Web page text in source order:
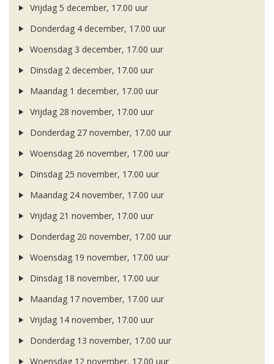
Vrijdag 5 december, 17.00 uur
Donderdag 4 december, 17.00 uur
Woensdag 3 december, 17.00 uur
Dinsdag 2 december, 17.00 uur
Maandag 1 december, 17.00 uur
Vrijdag 28 november, 17.00 uur
Donderdag 27 november, 17.00 uur
Woensdag 26 november, 17.00 uur
Dinsdag 25 november, 17.00 uur
Maandag 24 november, 17.00 uur
Vrijdag 21 november, 17.00 uur
Donderdag 20 november, 17.00 uur
Woensdag 19 november, 17.00 uur
Dinsdag 18 november, 17.00 uur
Maandag 17 november, 17.00 uur
Vrijdag 14 november, 17.00 uur
Donderdag 13 november, 17.00 uur
Woensdag 12 november, 17.00 uur